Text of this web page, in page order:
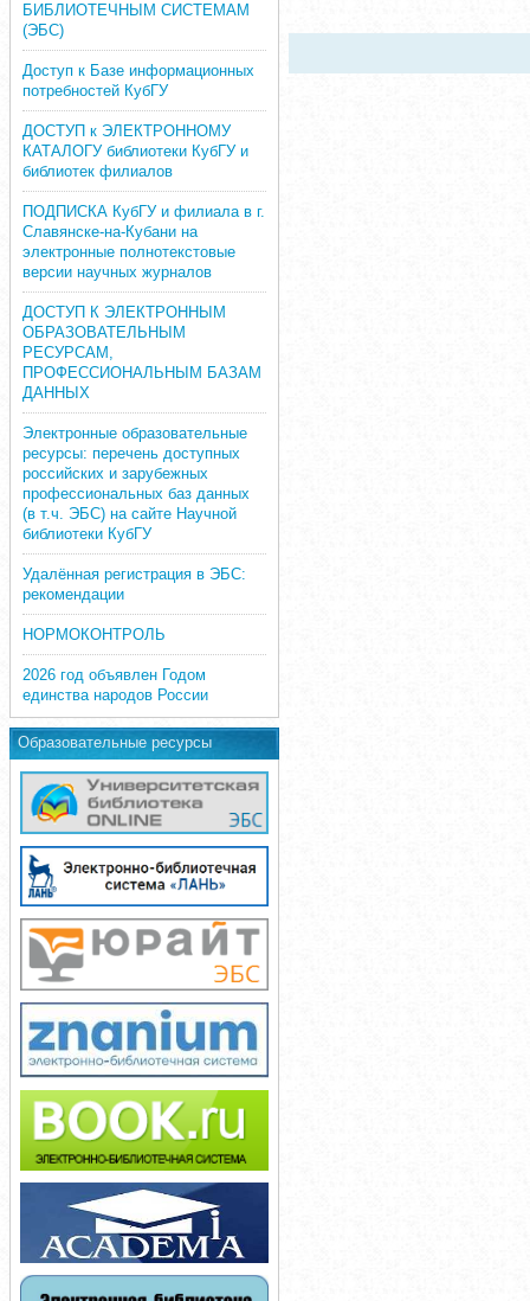
БИБЛИОТЕЧНЫМ СИСТЕМАМ
(ЭБС)
Доступ к Базе информационных
потребностей КубГУ
ДОСТУП к ЭЛЕКТРОННОМУ
КАТАЛОГУ библиотеки КубГУ и
библиотек филиалов
ПОДПИСКА КубГУ и филиала в г.
Славянске-на-Кубани на
электронные полнотекстовые
версии научных журналов
ДОСТУП К ЭЛЕКТРОННЫМ
ОБРАЗОВАТЕЛЬНЫМ
РЕСУРСАМ,
ПРОФЕССИОНАЛЬНЫМ БАЗАМ
ДАННЫХ
Электронные образовательные
ресурсы: перечень доступных
российских и зарубежных
профессиональных баз данных
(в т.ч. ЭБС) на сайте Научной
библиотеки КубГУ
Удалённая регистрация в ЭБС:
рекомендации
НОРМОКОНТРОЛЬ
2026 год объявлен Годом
единства народов России
Образовательные ресурсы